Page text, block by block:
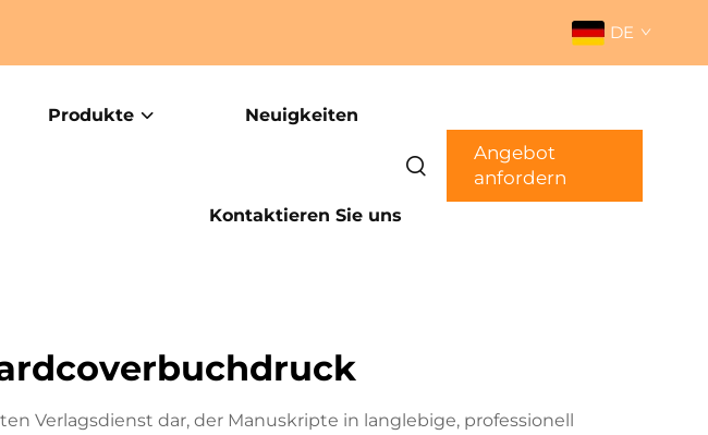
DE
Produkte Neuigkeiten
Kontaktieren Sie uns
Angebot
anfordern
Verlagsdienst dar, der Manuskripte in langlebige, professionell